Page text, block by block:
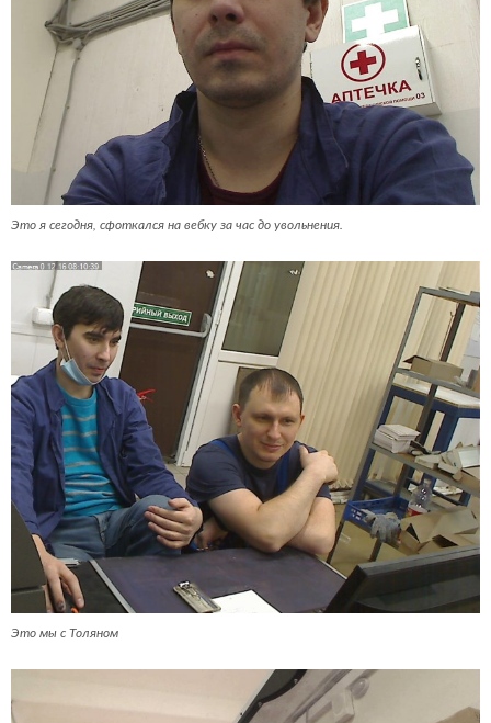
Это я сегодня, сфоткался на вебку за час до увольнения.
Это мы с Толяном